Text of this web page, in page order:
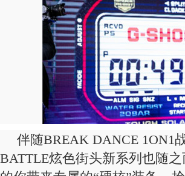
伴随BREAK DANCE 1ON1
BATTLE炫色街头新系列也随